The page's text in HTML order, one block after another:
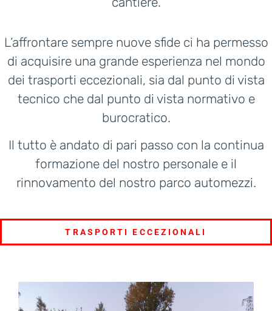
L’affrontare sempre nuove sfide ci ha permesso
di acquisire una grande esperienza nel mondo
dei trasporti eccezionali, sia dal punto di vista
tecnico che dal punto di vista normativo e
burocratico.
Il tutto è andato di pari passo con la continua
formazione del nostro personale e il
rinnovamento del nostro parco automezzi.
TRASPORTI ECCEZIONALI